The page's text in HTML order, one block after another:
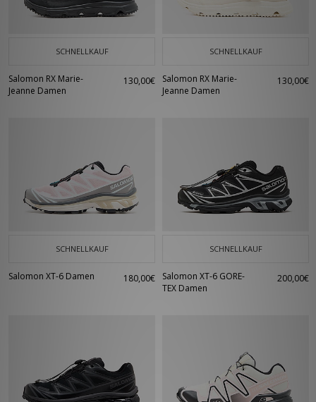
SCHNELLKAUF
Salomon RX Marie-
Jeanne Damen
130,00€
SCHNELLKAUF
Salomon RX Marie-
Jeanne Damen
130,00€
SCHNELLKAUF
Salomon XT-6 Damen 180,00€
SCHNELLKAUF
Salomon XT-6 GORE-
TEX Damen
200,00€